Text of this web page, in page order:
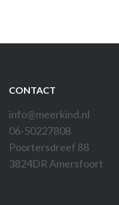
CONTACT
info@meerkind.nl
06-50227808
Poortersdreef 88
3824DR Amersfoort